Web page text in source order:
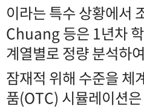
이라는 특수 상황에서
Chuang 등은 1년차
계열별로 정량 분석하
잠재적 위해 수준을 체
품(OTC) 시뮬레이션